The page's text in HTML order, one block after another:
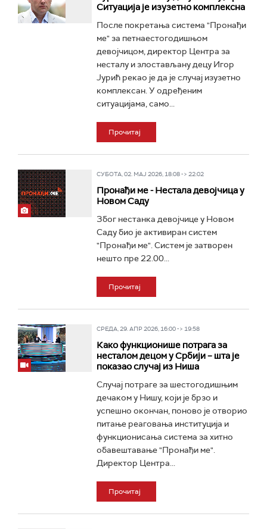
Ситуација је изузетно комплексна
После покретања система "Пронађи
ме" за петнаестогодишњом
девојчицом, директор Центра за
несталу и злостављану децу Игор
Јурић рекао је да је случај изузетно
комплексан. У одређеним
ситуацијама, само...
Прочитај
СУБОТА, 02. МАЈ 2026, 18:08 -> 22:02
Пронађи ме - Нестала девојчица у
Новом Саду
Због нестанка девојчице у Новом
Саду био је активиран систем
"Пронађи ме". Систем је затворен
нешто пре 22.00...
Прочитај
СРЕДА, 29. АПР 2026, 16:00 -> 19:58
Како функционише потрага за
несталом децом у Србији – шта је
показао случај из Ниша
Случај потраге за шестогодишњим
дечаком у Нишу, који је брзо и
успешно окончан, поново је отворио
питање реаговања институција и
функционисања система за хитно
обавештавање "Пронађи ме".
Директор Центра...
Прочитај